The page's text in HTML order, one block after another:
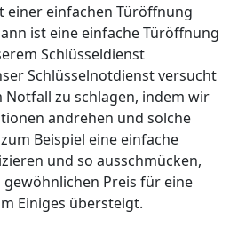
einer einfachen Türöffnung
ist eine einfache Türöffnung
Schlüsseldienst
Schlüsselnotdienst versucht
Notfall zu schlagen, indem wir
andrehen und solche
Beispiel eine einfache
und so ausschmücken,
Preis für eine
Einiges übersteigt.